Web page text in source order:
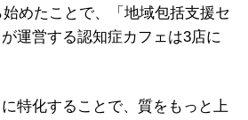
めたことで、「地域包括支援セ
運営する認知症カフェは3店に
に特化することで、質をもっと上